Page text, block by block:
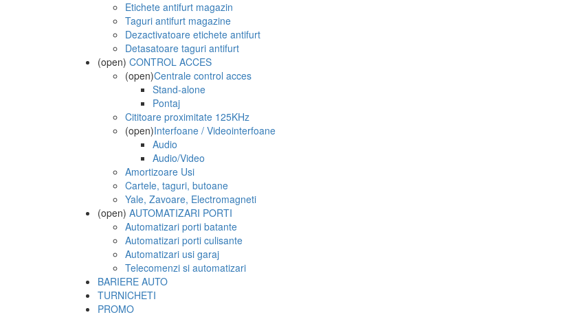
Etichete antifurt magazin
Taguri antifurt magazine
Dezactivatoare etichete antifurt
Detasatoare taguri antifurt
(open) CONTROL ACCES
(open)Centrale control acces
Stand-alone
Pontaj
Cititoare proximitate 125KHz
(open)Interfoane / Videointerfoane
Audio
Audio/Video
Amortizoare Usi
Cartele, taguri, butoane
Yale, Zavoare, Electromagneti
(open) AUTOMATIZARI PORTI
Automatizari porti batante
Automatizari porti culisante
Automatizari usi garaj
Telecomenzi si automatizari
BARIERE AUTO
TURNICHETI
PROMO